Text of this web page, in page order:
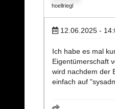
hoellriegl
12.06.2025 -
Ich habe es mal
Eigentümerschaft
wird nachdem der
einfach auf